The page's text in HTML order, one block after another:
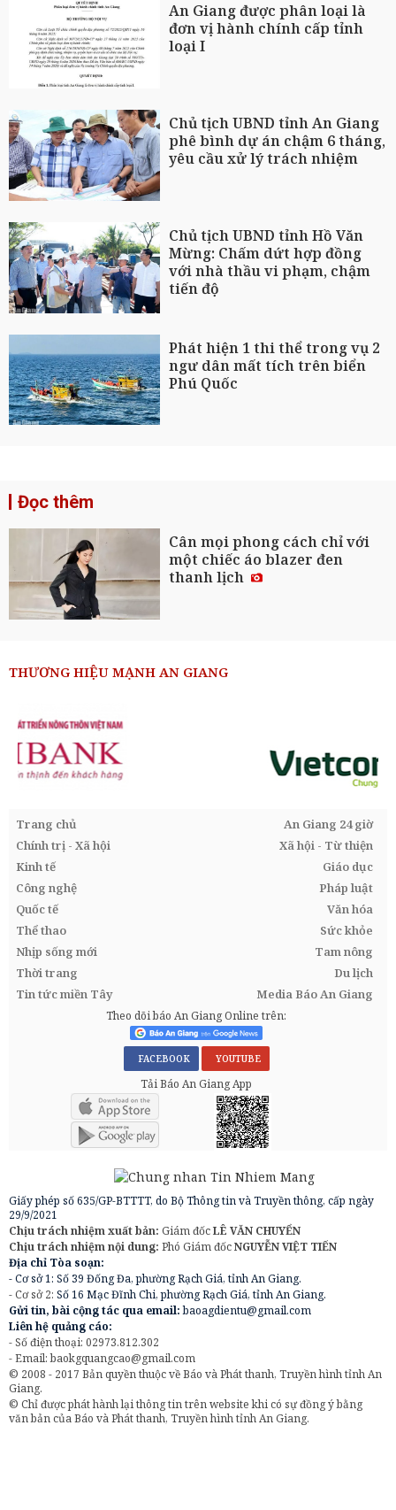
An Giang được phân loại là
đơn vị hành chính cấp tỉnh
loại I
Chủ tịch UBND tỉnh An Giang
phê bình dự án chậm 6 tháng,
yêu cầu xử lý trách nhiệm
Chủ tịch UBND tỉnh Hồ Văn
Mừng: Chấm dứt hợp đồng
với nhà thầu vi phạm, chậm
tiến độ
Phát hiện 1 thi thể trong vụ 2
ngư dân mất tích trên biển
Phú Quốc
Đọc thêm
Cân mọi phong cách chỉ với
một chiếc áo blazer đen
thanh lịch
THƯƠNG HIỆU MẠNH AN GIANG
Trang chủ
An Giang 24 giờ
Chính trị - Xã hội
Xã hội - Từ thiện
Kinh tế
Giáo dục
Công nghệ
Pháp luật
Quốc tế
Văn hóa
Thể thao
Sức khỏe
Nhịp sống mới
Tam nông
Thời trang
Du lịch
Tin tức miền Tây
Media Báo An Giang
Theo dõi báo An Giang Online trên:
FACEBOOK YOUTUBE
Tải Báo An Giang App
Giấy phép số 635/GP-BTTTT, do Bộ Thông tin và Truyền thông, cấp ngày
29/9/2021
Chịu trách nhiệm xuất bản: Giám đốcLÊ VĂN CHUYỂN
Chịu trách nhiệm nội dung: Phó Giám đốcNGUYỄN VIỆT TIẾN
Địa chỉ Tòa soạn:
- Cơ sở 1: Số 39 Đống Đa, phường Rạch Giá, tỉnh An Giang.
- Cơ sở 2: Số 16 Mạc Đĩnh Chi, phường Rạch Giá, tỉnh An Giang.
Gửi tin, bài cộng tác qua email:baoagdientu@gmail.com
Liên hệ quảng cáo:
- Số điện thoại: 02973.812.302
- Email:baokgquangcao@gmail.com
© 2008 - 2017 Bản quyền thuộc về Báo và Phát thanh, Truyền hình tỉnh An
Giang.
© Chỉ được phát hành lại thông tin trên website khi có sự đồng ý bằng
văn bản của Báo và Phát thanh, Truyền hình tỉnh An Giang.